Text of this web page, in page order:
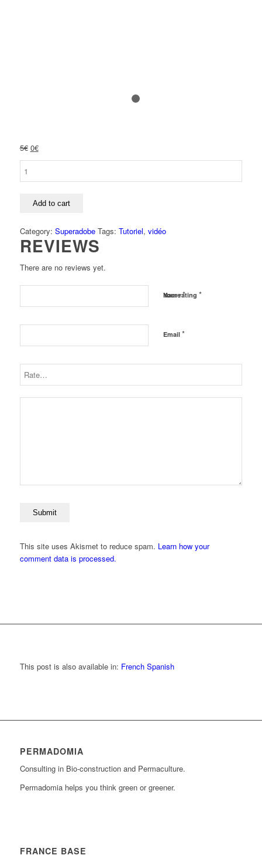
5€ Original
price
5€.
0€Current
price
0€.
dessiner
dôme
simple
sur
Sketchup
Add to cart
Category: Superadobe Tags: Tutoriel, vidéo
REVIEWS
There are no reviews yet.
Name*
Email *
Your rating *
This site uses Akismet to reduce spam. Learn how your
comment data is processed.
This post is also available in: French Spanish
PERMADOMIA
Consulting in Bio-construction and Permaculture.
Permadomia helps you think green or greener.
FRANCE BASE